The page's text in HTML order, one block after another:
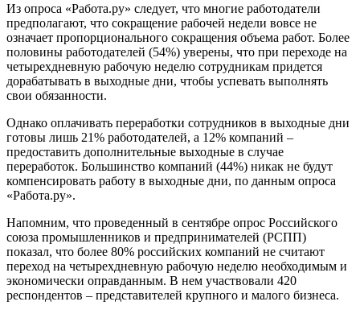
Из опроса «Работа.ру» следует, что многие работодатели
предполагают, что сокращение рабочей недели вовсе не
означает пропорционального сокращения объема работ. Более
половины работодателей (54%) уверены, что при переходе на
четырехдневную рабочую неделю сотрудникам придется
дорабатывать в выходные дни, чтобы успевать выполнять
свои обязанности.
Однако оплачивать переработки сотрудников в выходные дни
готовы лишь 21% работодателей, а 12% компаний –
предоставить дополнительные выходные в случае
переработок. Большинство компаний (44%) никак не будут
компенсировать работу в выходные дни, по данным опроса
«Работа.ру».
Напомним, что проведенный в сентябре опрос Российского
союза промышленников и предпринимателей (РСПП)
показал, что более 80% российских компаний не считают
переход на четырехдневную рабочую неделю необходимым и
экономически оправданным. В нем участвовали 420
респондентов – представителей крупного и малого бизнеса.